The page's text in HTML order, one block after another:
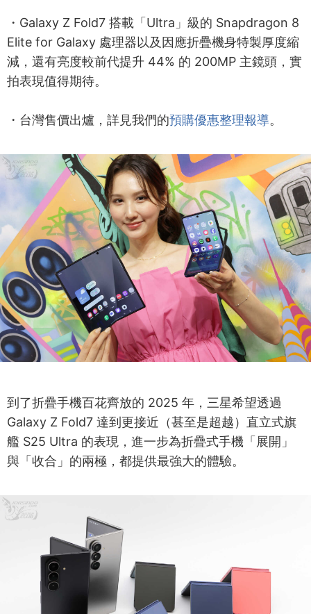
・Galaxy Z Fold7 搭載「Ultra」級的 Snapdragon 8
Elite for Galaxy 處理器以及因應折疊機身特製厚度縮
減，還有亮度較前代提升 44% 的 200MP 主鏡頭，實
拍表現值得期待。
・台灣售價出爐，詳見我們的預購優惠整理報導。
到了折疊手機百花齊放的 2025 年，三星希望透過
Galaxy Z Fold7 達到更接近（甚至是超越）直立式旗
艦 S25 Ultra 的表現，進一步為折疊式手機「展開」
與「收合」的兩極，都提供最強大的體驗。